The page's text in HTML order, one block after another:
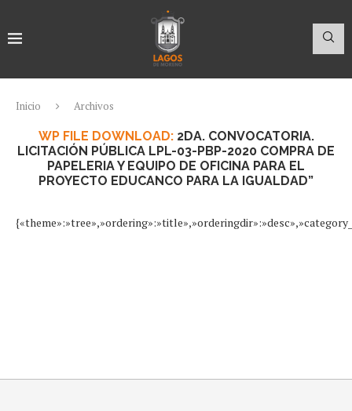
Inicio Archivos
WP FILE DOWNLOAD: 2DA. CONVOCATORIA.
LICITACIÓN PÚBLICA LPL-03-PBP-2020 COMPRA DE
PAPELERIA Y EQUIPO DE OFICINA PARA EL
PROYECTO EDUCANCO PARA LA IGUALDAD”